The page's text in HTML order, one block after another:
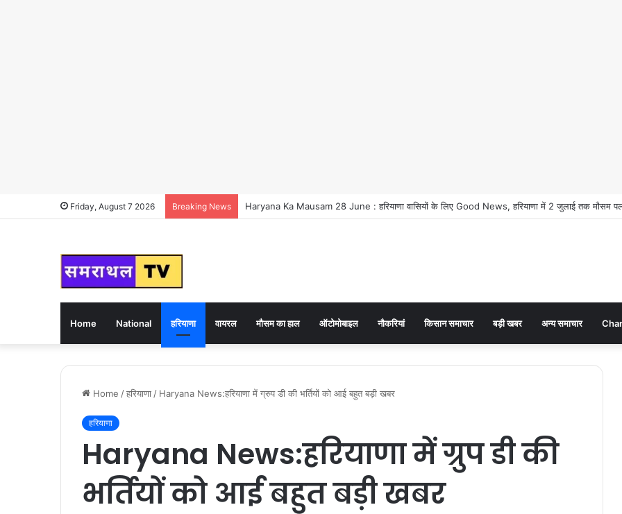
Friday, August 7 2026 Breaking News Haryana News : हरियाणा वासियों के लिए Good News, हरियाणा वासियों का गुरुग्राम में अपना घर लेने का
Home National हरियाणा वायरल मौसम का हाल ऑटोमोबाइल नौकरियां किसान समाचार बड़ी खबर अन्य समाचार
Home /हरियाणा / Haryana News:हरियाणा में ग्रुप डी की भर्तियों को आई बहुत बड़ी खबर
हरियाणा
Haryana News:हरियाणा में ग्रुप डी की
भर्तियों को आई बहुत बड़ी खबर